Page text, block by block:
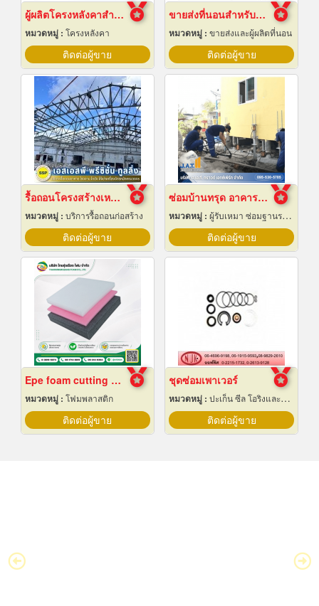
ผู้ผลิตโครงหลังคาสำเร็จรูป
หมวดหมู่ : โครงหลังคา
ติดต่อผู้ขาย
ขายส่งที่นอนสำหรับโรงแรม
หมวดหมู่ : ขายส่งและผู้ผลิตที่นอน
ติดต่อผู้ขาย
รื้อถอนโครงสร้างเหล็ก สมุทรปราการ
หมวดหมู่ : บริการรื้อถอนก่อสร้าง
ติดต่อผู้ขาย
ซ่อมบ้านทรุด อาคารทรุด
หมวดหมู่ : ผู้รับเหมา ซ่อมฐานรากและโครงสร้างก่อสร้าง
ติดต่อผู้ขาย
Epe foam cutting Pad
หมวดหมู่ : โฟมพลาสติก
ติดต่อผู้ขาย
ชุดซ่อมเพาเวอร์
หมวดหมู่ : ปะเก็น ซีล โอริงและออยซีล
ติดต่อผู้ขาย